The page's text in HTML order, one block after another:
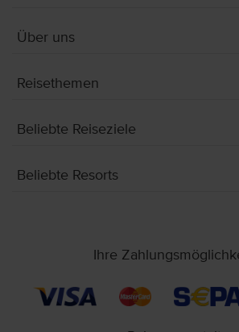
Über uns
Reisethemen
Beliebte Reiseziele
Beliebte Resorts
Ihre